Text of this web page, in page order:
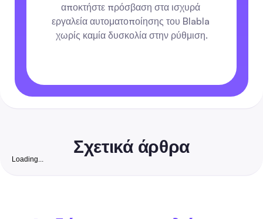
αποκτήστε πρόσβαση στα ισχυρά
εργαλεία αυτοματοποίησης του Blabla
χωρίς καμία δυσκολία στην ρύθμιση.
Σχετικά άρθρα
Loading...